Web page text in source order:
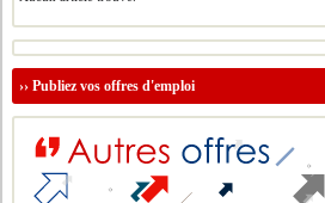
››Publiez vos offres d'emploi